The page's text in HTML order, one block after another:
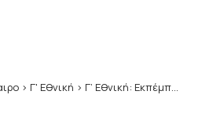
> Γ' Εθνική > Γ’ Εθνική: Εκπέμπει SOS ομάδα του 2ου Ομίλου…Ζητά οικονομική στήριξη από τον κόσμο!!!